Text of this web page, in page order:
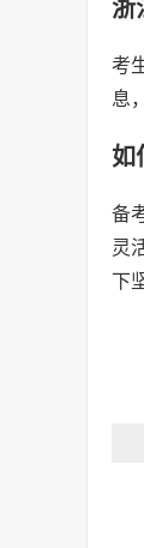
浙
考
息
如
备
灵
下